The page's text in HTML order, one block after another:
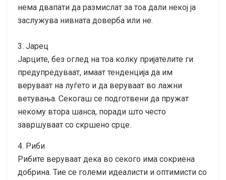
нема двапати да размислат за тоа дали некој ја
заслужува нивната доверба или не.
3. Јарец
Јарците, без оглед на тоа колку пријателите ги
предупредуваат, имаат тенденција да им
веруваат на луѓето и да веруваат во лажни
ветувања. Секогаш се подготвени да пружат
некому втора шанса, поради што често
завршуваат со скршено срце.
4. Риби
Рибите веруваат дека во секого има сокриена
добрина. Тие се големи идеалисти и оптимисти со